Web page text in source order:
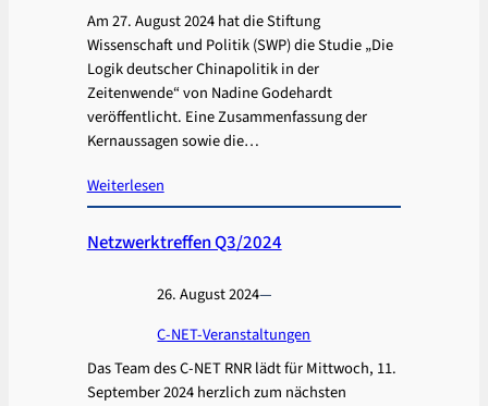
Am 27. August 2024 hat die Stiftung
Wissenschaft und Politik (SWP) die Studie „Die
Logik deutscher Chinapolitik in der
Zeitenwende“ von Nadine Godehardt
veröffentlicht. Eine Zusammenfassung der
Kernaussagen sowie die…
Weiterlesen
Netzwerktreffen Q3/2024
26. August 2024—
C-NET-Veranstaltungen
Das Team des C-NET RNR lädt für Mittwoch, 11.
September 2024 herzlich zum nächsten